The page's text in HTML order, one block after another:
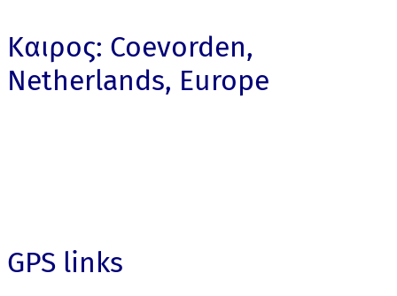
Καιρος: Coevorden,
Netherlands, Europe
GPS links